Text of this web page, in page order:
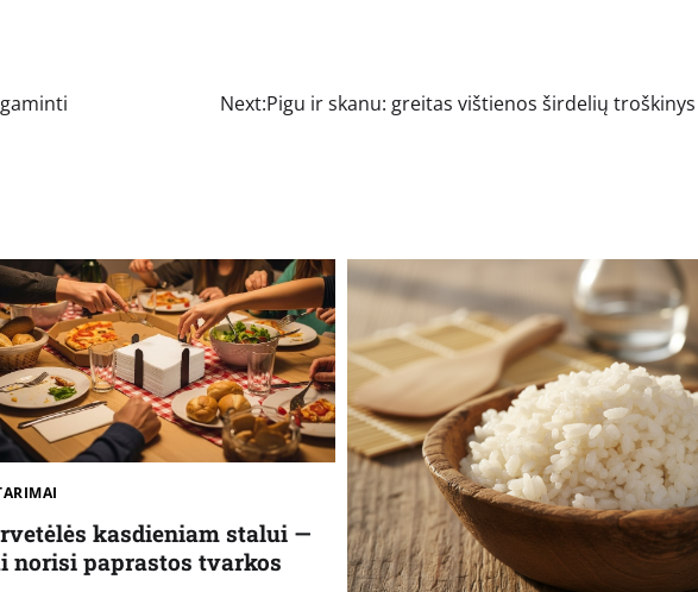
Next:Pigu ir skanu: greitas vištienos širdelių troškinys
kasdieniam stalui —
norisi paprastos tvarkos